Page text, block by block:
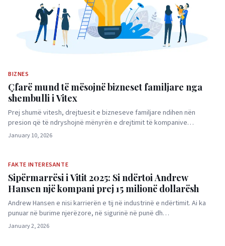
BIZNES
Çfarë mund të mësojnë bizneset familjare nga
shembulli i Vitex
Prej shumë vitesh, drejtuesit e bizneseve familjare ndihen nën
presion që të ndryshojnë mënyrën e drejtimit të kompanive…
January 10, 2026
FAKTE INTERESANTE
Sipërmarrësi i Vitit 2025: Si ndërtoi Andrew
Hansen një kompani prej 15 milionë dollarësh
Andrew Hansen e nisi karrierën e tij në industrinë e ndërtimit. Ai ka
punuar në burime njerëzore, në sigurinë në punë dh…
January 2, 2026